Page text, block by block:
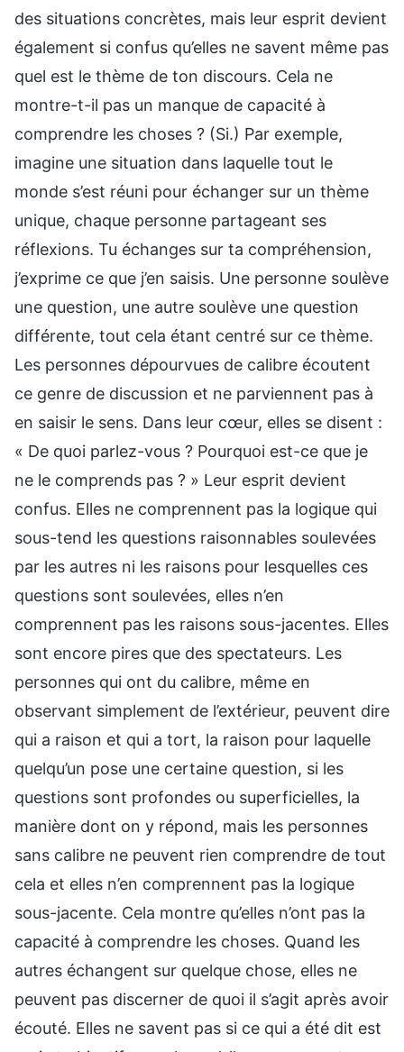
des situations concrètes, mais leur esprit devient
également si confus qu’elles ne savent même pas
quel est le thème de ton discours. Cela ne
montre-t-il pas un manque de capacité à
comprendre les choses ? (Si.) Par exemple,
imagine une situation dans laquelle tout le
monde s’est réuni pour échanger sur un thème
unique, chaque personne partageant ses
réflexions. Tu échanges sur ta compréhension,
j’exprime ce que j’en saisis. Une personne soulève
une question, une autre soulève une question
différente, tout cela étant centré sur ce thème.
Les personnes dépourvues de calibre écoutent
ce genre de discussion et ne parviennent pas à
en saisir le sens. Dans leur cœur, elles se disent :
« De quoi parlez-vous ? Pourquoi est-ce que je
ne le comprends pas ? » Leur esprit devient
confus. Elles ne comprennent pas la logique qui
sous-tend les questions raisonnables soulevées
par les autres ni les raisons pour lesquelles ces
questions sont soulevées, elles n’en
comprennent pas les raisons sous-jacentes. Elles
sont encore pires que des spectateurs. Les
personnes qui ont du calibre, même en
observant simplement de l’extérieur, peuvent dire
qui a raison et qui a tort, la raison pour laquelle
quelqu’un pose une certaine question, si les
questions sont profondes ou superficielles, la
manière dont on y répond, mais les personnes
sans calibre ne peuvent rien comprendre de tout
cela et elles n’en comprennent pas la logique
sous-jacente. Cela montre qu’elles n’ont pas la
capacité à comprendre les choses. Quand les
autres échangent sur quelque chose, elles ne
peuvent pas discerner de quoi il s’agit après avoir
écouté. Elles ne savent pas si ce qui a été dit est